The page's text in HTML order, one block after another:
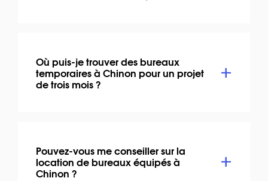
Où puis-je trouver des bureaux
temporaires à Chinon pour un projet
de trois mois ?
Pouvez-vous me conseiller sur la
location de bureaux équipés à
Chinon ?